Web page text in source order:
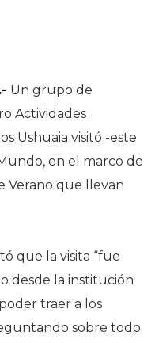
Un grupo de
Actividades
Ushuaia visitó -este
en el marco de
Verano que llevan
que la visita “fue
desde la institución
traer a los
sobre todo